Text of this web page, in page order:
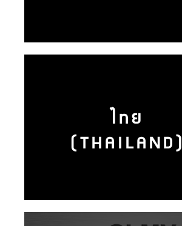
ไทย
(THAILAND)